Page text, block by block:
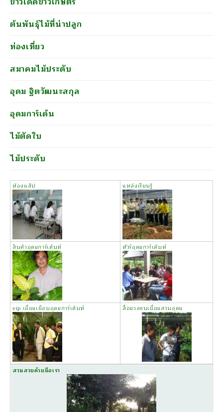
ต้นพันธุ์ไม้ที่น่าปลูก
ท่องเที่ยว
สมาคมไม้ประดับ
อุดม ฐิตวัฒนะสกุล
อุดมการ์เด้น
ไม้ตัดใบ
ไม้ประดับ
ห้องแล็ป แหล่งเรียนรู้
สินค้าอุดมการ์เด้นท์ ทัวร์อุดมการ์เด้นท์
vip เยี่ยมเยือนอุดมการ์เด้นท์ สื่อมวลชนเยี่ยมสวนอุดม
สวนสวยด้วยมือเรา